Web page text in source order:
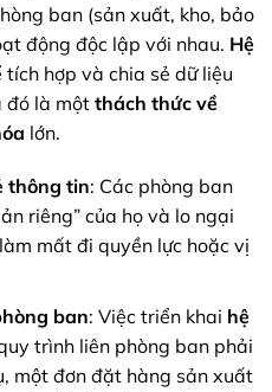
ban (sản xuất, kho, bảo
động độc lập với nhau. Hệ
hợp và chia sẻ dữ liệu
đó là một thách thức về
lớn.
thông tin: Các phòng ban
riêng” của họ và lo ngại
mất đi quyền lực hoặc vị
ban: Việc triển khai hệ
trình liên phòng ban phải
một đơn đặt hàng sản xuất